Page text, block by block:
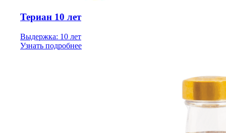
Териан 10 лет
Выдержка: 10 лет
Узнать подробнее